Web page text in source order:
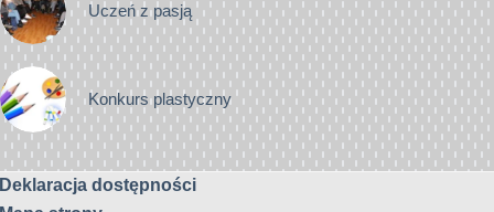
Uczeń z pasją
Konkurs plastyczny
Deklaracja dostępności